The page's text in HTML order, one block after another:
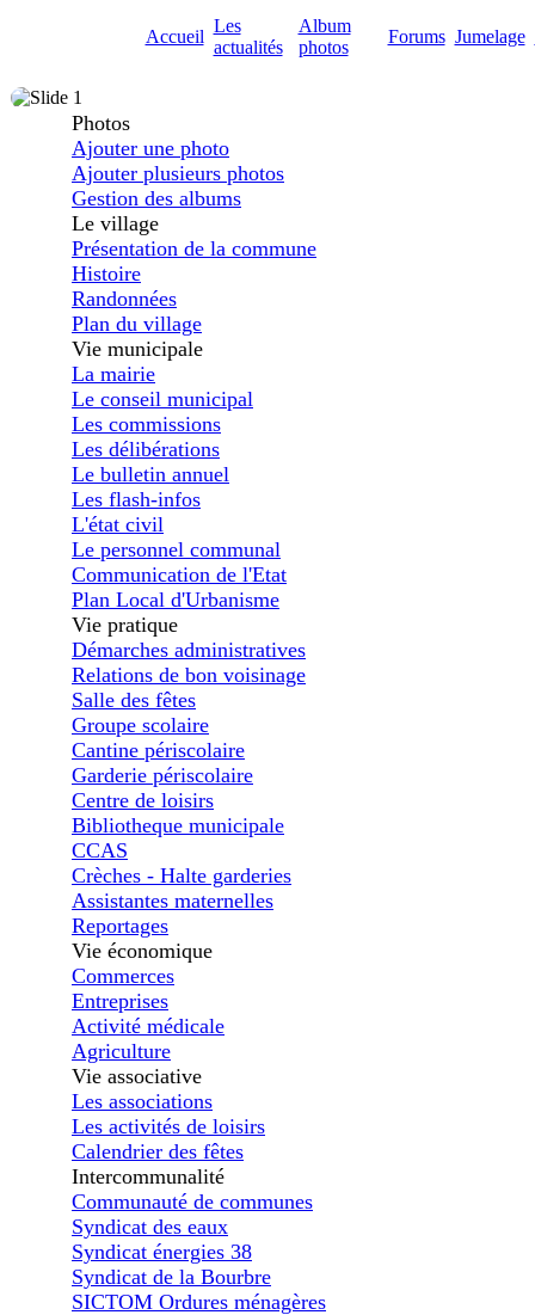
Accueil
Les
actualités
Album
photos
Forums Jumelage
Photos
Ajouter une photo
Ajouter plusieurs photos
Gestion des albums
Le village
Présentation de la commune
Histoire
Randonnées
Plan du village
Vie municipale
La mairie
Le conseil municipal
Les commissions
Les délibérations
Le bulletin annuel
Les flash-infos
L'état civil
Le personnel communal
Communication de l'Etat
Plan Local d'Urbanisme
Vie pratique
Démarches administratives
Relations de bon voisinage
Salle des fêtes
Groupe scolaire
Cantine périscolaire
Garderie périscolaire
Centre de loisirs
Bibliotheque municipale
CCAS
Crèches - Halte garderies
Assistantes maternelles
Reportages
Vie économique
Commerces
Entreprises
Activité médicale
Agriculture
Vie associative
Les associations
Les activités de loisirs
Calendrier des fêtes
Intercommunalité
Communauté de communes
Syndicat des eaux
Syndicat énergies 38
Syndicat de la Bourbre
SICTOM Ordures ménagères